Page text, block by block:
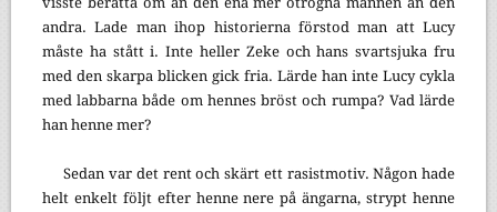
andra. Lade man ihop historierna förstod man att Lucy
måste ha stått i. Inte heller Zeke och hans svartsjuka fru
med den skarpa blicken gick fria. Lärde han inte Lucy cykla
med labbarna både om hennes bröst och rumpa? Vad lärde
han henne mer?
Sedan var det rent och skärt ett rasistmotiv. Någon hade
helt enkelt följt efter henne nere på ängarna, strypt henne